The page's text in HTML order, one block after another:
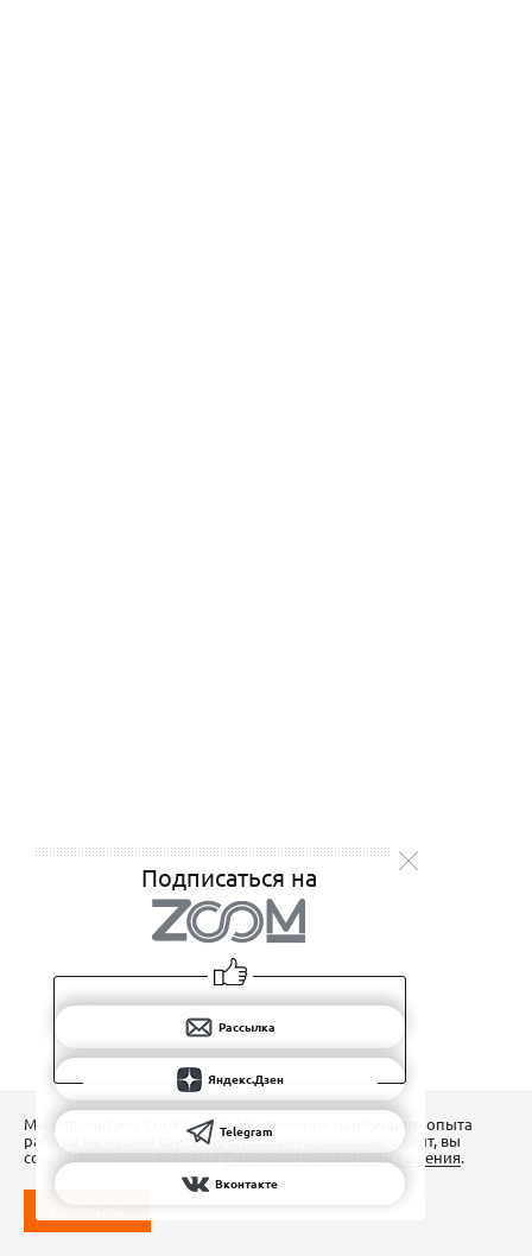
Подписаться на
Рассылка
Яндекс.Дзен
Telegram
Вконтакте
Мы используем Сookies для обеспечения наилучшего опыта
работы на нашем сайте. Продолжая использовать сайт, вы
соглашаетесь с условиямиПользовательского соглашения.
ПОНЯТНО